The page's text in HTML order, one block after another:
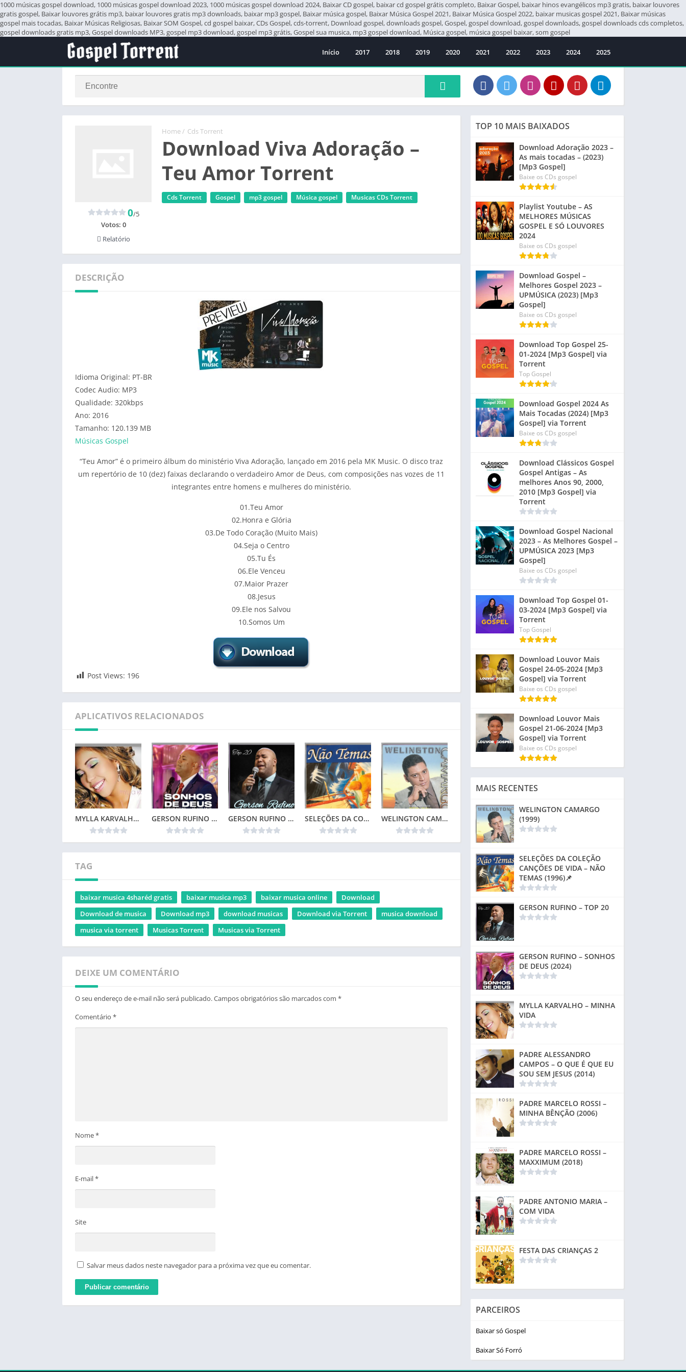
1000 músicas gospel download, 1000 músicas gospel download 2023, 1000 músicas gospel download 2024, Baixar CD gospel, baixar cd gospel grátis completo, Baixar Gospel, baixar hinos evangélicos mp3 gratis, baixar louvores
gratis gospel, Baixar louvores grátis mp3, baixar louvores gratis mp3 downloads, baixar mp3 gospel, Baixar música gospel, Baixar Música Gospel 2021, Baixar Música Gospel 2022, baixar musicas gospel 2021, Baixar músicas
gospel mais tocadas, Baixar Músicas Religiosas, Baixar SOM Gospel, cd gospel baixar, CDs Gospel, cds-torrent, Download gospel, downloads gospel, Gospel, gospel download, gospel downloads, gospel downloads cds completos,
gospel downloads gratis mp3, Gospel downloads MP3, gospel mp3 download, gospel mp3 grátis, Gospel sua musica, mp3 gospel download, Música gospel, música gospel baixar, som gospel
Início 2017 2018 2019 2020 2021 2022 2023 2024 2025
Home / Cds Torrent
Download Viva Adoração –
Teu Amor Torrent
Cds Torrent Gospel mp3 gospel Música gospel ‎Musicas CDs Torrent
0/5
Votos: 0
Relatório
DESCRIÇÃO
Idioma Original: PT-BR
Codec Audio: MP3
Qualidade: 320kbps
Ano: 2016
Tamanho: 120.139 MB
Músicas Gospel
“Teu Amor” é o primeiro álbum do ministério Viva Adoração, lançado em 2016 pela MK Music. O disco traz
um repertório de 10 (dez) faixas declarando o verdadeiro Amor de Deus, com composições nas vozes de 11
integrantes entre homens e mulheres do ministério.
01.Teu Amor
02.Honra e Glória
03.De Todo Coração (Muito Mais)
04.Seja o Centro
05.Tu És
06.Ele Venceu
07.Maior Prazer
08.Jesus
09.Ele nos Salvou
10.Somos Um
Post Views: 196
APLICATIVOS RELACIONADOS
MYLLA KARVALHO – MINHA VIDA GERSON RUFINO – SONHOS DE DEUS (2024) GERSON RUFINO – TOP 20 SELEÇÕES DA COLEÇÃO CANÇÕES DE VIDA – NÃO TEMAS (1996)📌 WELINGTON CAMARGO (1999)
TAG
baixar musica 4sharéd gratis baixar musica mp3 baixar musica online
Download
Download de musica
Download mp3 download musicas Download via Torrent
musica download
musica via torrent
Musicas Torrent Musicas via Torrent
DEIXE UM COMENTÁRIO
O seu endereço de e-mail não será publicado.Campos obrigatórios são marcados com *
Comentário *
Nome*
E-mail*
Site
Salvar meus dados neste navegador para a próxima vez que eu comentar.
TOP 10 MAIS BAIXADOS
Download Adoração 2023 –
As mais tocadas – (2023)
[Mp3 Gospel]
Baixe os CDs gospel
Playlist Youtube – AS
MELHORES MÚSICAS
GOSPEL E SÓ LOUVORES
2024
Baixe os CDs gospel
Download Gospel –
Melhores Gospel 2023 –
UPMÚSICA (2023) [Mp3
Gospel]
Baixe os CDs gospel
Download Top Gospel 25-
01-2024 [Mp3 Gospel] via
Torrent
Top Gospel
Download Gospel 2024 As
Mais Tocadas (2024) [Mp3
Gospel] via Torrent
Baixe os CDs gospel
Download Clássicos Gospel
Gospel Antigas – As
melhores Anos 90, 2000,
2010 [Mp3 Gospel] via
Torrent
Download Gospel Nacional
2023 – As Melhores Gospel –
UPMÚSICA 2023 [Mp3
Gospel]
Baixe os CDs gospel
Download Top Gospel 01-
03-2024 [Mp3 Gospel] via
Torrent
Top Gospel
Download Louvor Mais
Gospel 24-05-2024 [Mp3
Gospel] via Torrent
Baixe os CDs gospel
Download Louvor Mais
Gospel 21-06-2024 [Mp3
Gospel] via Torrent
Baixe os CDs gospel
MAIS RECENTES
WELINGTON CAMARGO
(1999)
SELEÇÕES DA COLEÇÃO
CANÇÕES DE VIDA – NÃO
TEMAS (1996)📌
GERSON RUFINO – TOP 20
GERSON RUFINO – SONHOS
DE DEUS (2024)
MYLLA KARVALHO – MINHA
VIDA
PADRE ALESSANDRO
CAMPOS – O QUE É QUE EU
SOU SEM JESUS (2014)
PADRE MARCELO ROSSI –
MINHA BÊNÇÃO (2006)
PADRE MARCELO ROSSI –
MAXXIMUM (2018)
PADRE ANTONIO MARIA –
COM VIDA
FESTA DAS CRIANÇAS 2
PARCEIROS
Baixar só Gospel
Baixar Só Forró